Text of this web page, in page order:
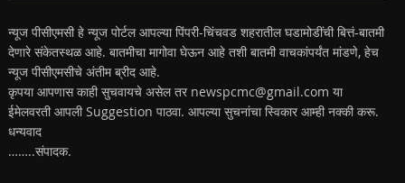
न्यूज पीसीएमसी हे न्यूज पोर्टल आपल्या पिंपरी-चिंचवड शहरातील घडामोडींची बित्तं-बातमी
देणारे संकेतस्थळ आहे. बातमीचा मागोवा घेऊन आहे तशी बातमी वाचकांपर्यंत मांडणे, हेच
न्यूज पीसीएमसीचे अंतीम ब्रीद आहे.
कृपया आपणास काही सुचवायचे असेल तर newspcmc@gmail.com या
ईमेलवरती आपली Suggestion पाठवा. आपल्या सुचनांचा स्विकार आम्ही नक्की करू.
धन्यवाद
……..संपादक.